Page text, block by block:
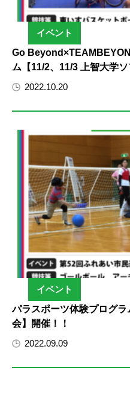
イベント
Go
ム【11/2、11/3 上智大学ソ
2022.10.20
イベント
パラスポーツ体験プログ
会】開催！！
2022.09.09